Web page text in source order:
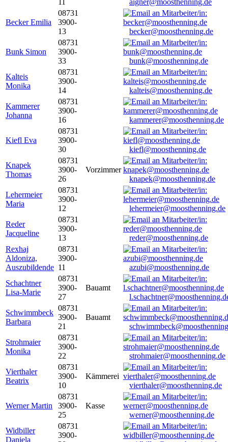
aigner@moosthenning.de
Becker Emilia
08731
3900-
13
becker@moosthenning.de
Bunk Simon
08731
3900-
33
bunk@moosthenning.de
Kalteis
Monika
08731
3900-
14
kalteis@moosthenning.de
Kammerer
Johanna
08731
3900-
16
kammerer@moosthenning.de
Kiefl Eva
08731
3900-
30
kiefl@moosthenning.de
Knapek
Thomas
08731
3900-
26
Vorzimmer
knapek@moosthenning.de
Lehermeier
Maria
08731
3900-
12
lehermeier@moosthenning.de
Reder
Jacqueline
08731
3900-
13
reder@moosthenning.de
Rexhaj
Aldoniza,
Auszubildende
08731
3900-
11
azubi@moosthenning.de
Schachtner
Lisa-Marie
08731
3900-
27
Bauamt
Schwimmbeck
Barbara
08731
3900-
21
Bauamt
Strohmaier
Monika
08731
3900-
22
strohmaier@moosthenning.de
Vierthaler
Beatrix
08731
3900-
10
Kämmerei
vierthaler@moosthenning.de
Werner Martin
08731
3900-
25
Kasse
werner@moosthenning.de
Widbiller
Daniela
08731
3900-